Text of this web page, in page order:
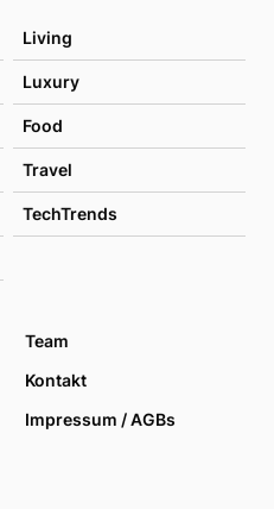
Living
Luxury
Food
Travel
TechTrends
Team
Kontakt
Impressum / AGBs